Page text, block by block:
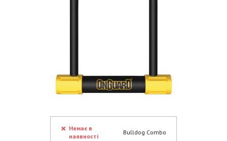
Немає в
наявності
Bulldog Combo